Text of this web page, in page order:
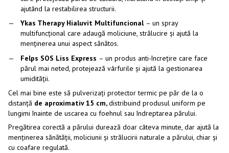
ajutând la restabilirea structurii.
Ykas Therapy Hialuvit Multifuncional – un spray
multifuncțional care adaugă moliciune, strălucire și ajută la
menținerea unui aspect sănătos.
Felps SOS Liss Express – un produs anti-încrețire care face
părul mai neted, protejează vârfurile și ajută la gestionarea
umidității.
Cel mai bine este să pulverizați protector termic pe păr de la o
distanță de aproximativ 15 cm,distribuind produsul uniform pe
lungimi înainte de uscarea cu foehnul sau îndreptarea părului.
Pregătirea corectă a părului durează doar câteva minute, dar ajută la
menținerea sănătății, moliciunii și strălucirii naturale a părului, chiar și
cu coafare regulată.